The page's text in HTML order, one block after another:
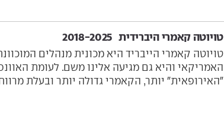
טויוטה קאמרי היברידית ‏ 2018-2025
טויוטה קאמרי הייבריד היא מכונית מנהלים
האמריקאי והיא גם מגיעה אלינו משם. לעומת
"האירופאית" יותר, הקאמרי גדולה יותר ובעלת